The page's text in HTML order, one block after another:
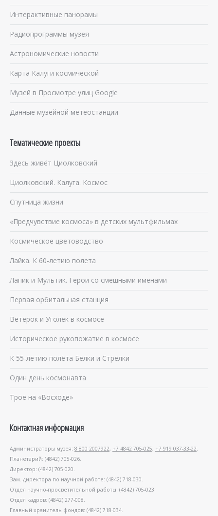
Интерактивные панорамы
Радиопрограммы музея
Астрономические новости
Карта Калуги космической
Музей в Просмотре улиц Google
Данные музейной метеостанции
Тематические проекты
Здесь живёт Циолковский
Циолковский. Калуга. Космос
Спутница жизни
«Предчувствие космоса» в детских мультфильмах
Космическое цветоводство
Лайка. К 60-летию полета
Лапик и Мультик. Герои со смешными именами
Первая орбитальная станция
Ветерок и Уголёк в космосе
Историческое рукопожатие в космосе
К 55-летию полёта Белки и Стрелки
Один день космонавта
Трое на «Восходе»
Контактная информация
Администраторы музея: 8 800 2007922, +7 4842 705-025, +7 919 037-33-22.
Планетарий: (4842) 705-026.
Директор: (4842) 705-020.
Зам. директора по научной работе: (4842) 718-030.
Отдел научно-просветительной работы: (4842) 705-023.
Отдел кадров: (4842) 277-008.
Главный хранитель фондов: (4842) 718-034.